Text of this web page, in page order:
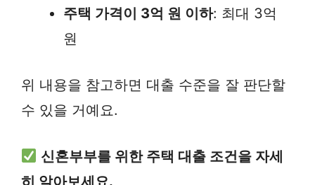
주택 가격이 3억 원 이하: 최대 3억
원
위 내용을 참고하면 대출 수준을 잘 판단할
수 있을 거예요.
신혼부부를 위한 주택 대출 조건을 자세
히 알아보세요.